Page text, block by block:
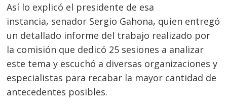
Así lo explicó el presidente de esa
instancia, senador Sergio Gahona, quien entregó
un detallado informe del trabajo realizado por
la comisión que dedicó 25 sesiones a analizar
este tema y escuchó a diversas organizaciones y
especialistas para recabar la mayor cantidad de
antecedentes posibles.